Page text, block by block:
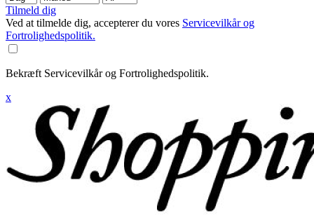
Tilmeld dig
Ved at tilmelde dig, accepterer du vores Servicevilkår og
Fortrolighedspolitik.
Bekræft Servicevilkår og Fortrolighedspolitik.
x